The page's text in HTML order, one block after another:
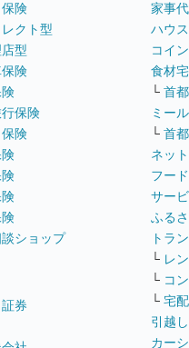
険
レクト型
型
険
保険
険
ショップ
券
家事
ハウ
コイ
食材
└ 首
ミー
└ 首
ネッ
フー
サー
ふる
トラ
└ レ
└ コ
└ 宅
引越
カー